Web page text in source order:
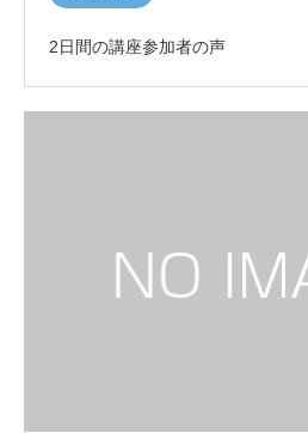
2日間の講座参加者の声